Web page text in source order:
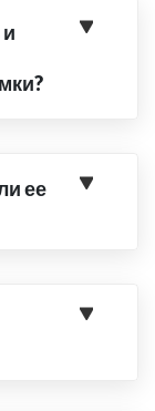
ее